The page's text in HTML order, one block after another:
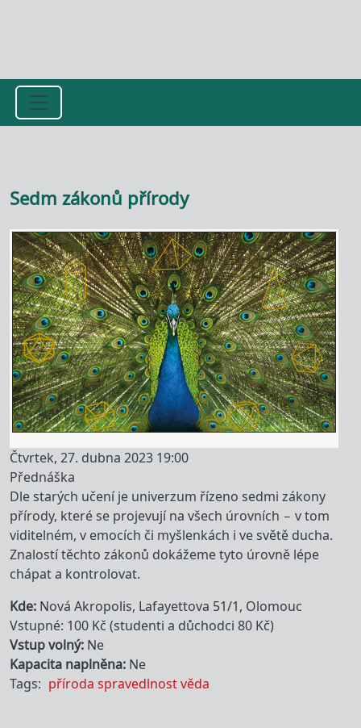
Přejít k hlavnímu obsahu
Sedm zákonů přírody
Čtvrtek, 27. dubna 2023 19:00
Přednáška
Dle starých učení je univerzum řízeno sedmi zákony
přírody, které se projevují na všech úrovních – v tom
viditelném, v emocích či myšlenkách i ve světě ducha.
Znalostí těchto zákonů dokážeme tyto úrovně lépe
chápat a kontrolovat.
Kde Nová Akropolis, Lafayettova 51/1, Olomouc
Vstupné: 100 Kč (studenti a důchodci 80 Kč)
Vstup volný Ne
Kapacita naplněna Ne
Tags
příroda spravedlnostvěda